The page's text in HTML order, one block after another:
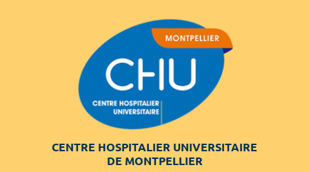
CENTRE HOSPITALIER UNIVERSITAIRE
DE MONTPELLIER